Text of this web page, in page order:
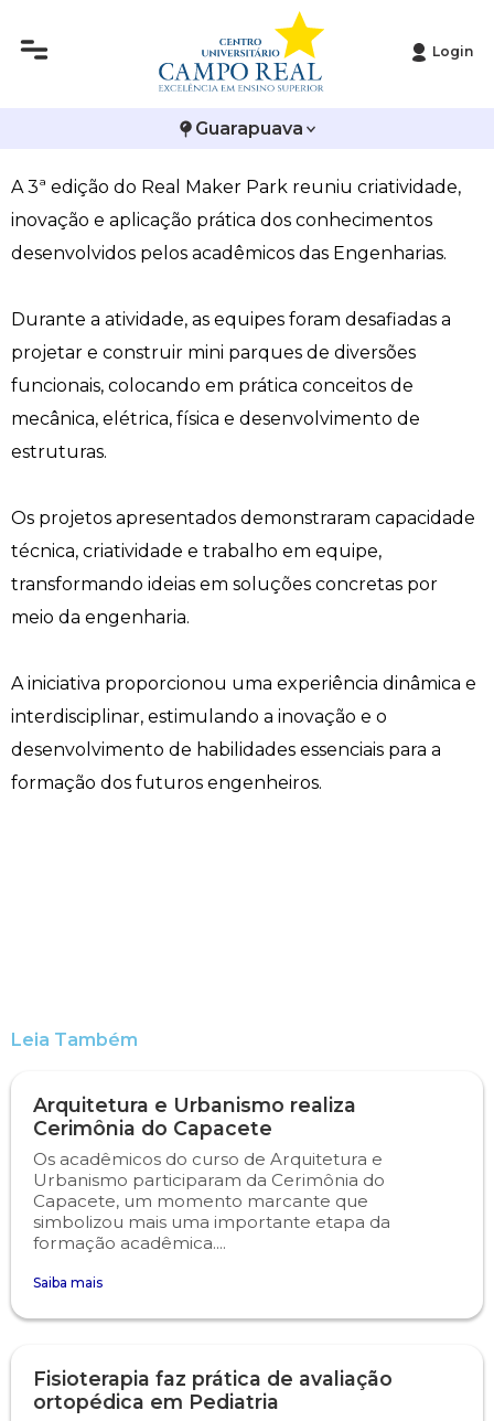
Login
Guarapuava
Engenharias promovem 3ª edição do Real Maker
A 3ª edição do Real Maker Park reuniu criatividade,
inovação e aplicação prática dos conhecimentos
desenvolvidos pelos acadêmicos das Engenharias.
Durante a atividade, as equipes foram desafiadas a
projetar e construir mini parques de diversões
funcionais, colocando em prática conceitos de
mecânica, elétrica, física e desenvolvimento de
estruturas.
Os projetos apresentados demonstraram capacidade
técnica, criatividade e trabalho em equipe,
transformando ideias em soluções concretas por
meio da engenharia.
A iniciativa proporcionou uma experiência dinâmica e
interdisciplinar, estimulando a inovação e o
desenvolvimento de habilidades essenciais para a
formação dos futuros engenheiros.
Leia Também
Arquitetura e Urbanismo realiza
Cerimônia do Capacete
Os acadêmicos do curso de Arquitetura e
Urbanismo participaram da Cerimônia do
Capacete, um momento marcante que
simbolizou mais uma importante etapa da
formação acadêmica....
Saiba mais
Fisioterapia faz prática de avaliação
ortopédica em Pediatria
Infraestrutura
Editais
Publicações Institucionais
Arquitetura e Urbanismo
Biomedicina
Ciências Contábeis
Direito
Enfermagem
Engenharia Agronômica
Engenharia de Software
Engenharia Elétrica
Fisioterapia
Psicologia
Publicidade e Propaganda
Vestibular de Inverno
Vestibular de Medicina
2ª Via de Boleto
Atestado de Matrícula
Atividades Complementares e Sociais
Biblioteca
Calendário Acadêmico
Calendário de Provas
Carteirinha de Estudante
Ensalamento
Horário de Aulas
Manual de Trabalhos Acadêmicos
Segunda Chamada
Seguro Escolar
Sapien
Simulado Preparatório
Avalie a Campo Real
Bolsas e Incentivos
CPA
COLAP
Comissão de Ética no Uso de Animais
Comitê de Ética em Pesquisa
Diploma Digital
Editais
Extensão
Logos Campo Real
Publicações Científicas
Revistas Campo Real
WhatsApp Campo Real